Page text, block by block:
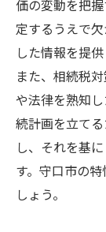
価の変動を把
定するうえで
した情報を提
また、相続税
や法律を熟知
続計画を立て
し、それを基
す。守口市の
しょう。